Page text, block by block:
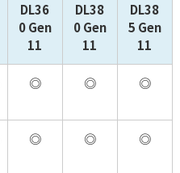
DL36
0 Gen
11
DL38
0 Gen
11
DL38
5 Gen
11
◎ ◎ ◎
◎ ◎ ◎